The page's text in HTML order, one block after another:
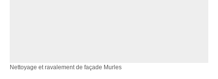
Nettoyage et ravalement de façade Murles